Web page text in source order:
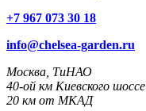
+7 967 073 30 18
info@chelsea-garden.ru
Москва, ТиНАО
40-ой км Киевского шоссе
20 км от МКАД